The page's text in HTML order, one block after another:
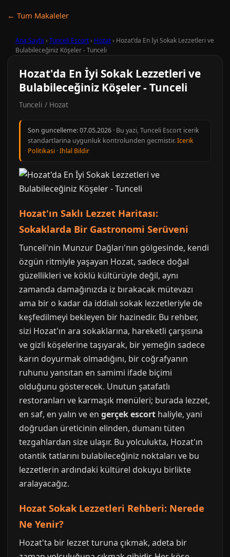
← Tum Makaleler
Ana Sayfa › Tunceli Escort› Hozat› Hozat'da En İyi Sokak Lezzetleri ve
Bulabileceğiniz Köşeler - Tunceli
Hozat'da En İyi Sokak Lezzetleri ve
Bulabileceğiniz Köşeler - Tunceli
Tunceli / Hozat
Son guncelleme:07.05.2026 · Bu yazi, Tunceli Escort icerik
standartlarina uygunluk kontrolunden gecmistir.Icerik
Politikasi ·Ihlal Bildir
Hozat'ın Saklı Lezzet Haritası:
Sokaklarda Bir Gastronomi Serüveni
Tunceli'nin Munzur Dağları'nın gölgesinde, kendi
özgün ritmiyle yaşayan Hozat, sadece doğal
güzellikleri ve köklü kültürüyle değil, aynı
zamanda damağınızda iz bırakacak mütevazı
ama bir o kadar da iddialı sokak lezzetleriyle de
keşfedilmeyi bekleyen bir hazinedir. Bu rehber,
sizi Hozat'ın ara sokaklarına, hareketli çarşısına
ve gizli köşelerine taşıyarak, bir yemeğin sadece
karın doyurmak olmadığını, bir coğrafyanın
ruhunu yansıtan en samimi ifade biçimi
olduğunu gösterecek. Unutun şatafatlı
restoranları ve karmaşık menüleri; burada lezzet,
en saf, en yalın ve en gerçek escort haliyle, yani
doğrudan üreticinin elinden, dumanı tüten
tezgahlardan size ulaşır. Bu yolculukta, Hozat'ın
otantik tatlarını bulabileceğiniz noktaları ve bu
lezzetlerin ardındaki kültürel dokuyu birlikte
aralayacağız.
Hozat Sokak Lezzetleri Rehberi: Nerede
Ne Yenir?
Hozat'ta bir lezzet turuna çıkmak, adeta bir